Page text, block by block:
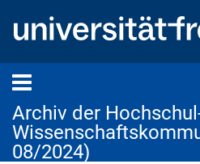
Archiv der
08/2024)